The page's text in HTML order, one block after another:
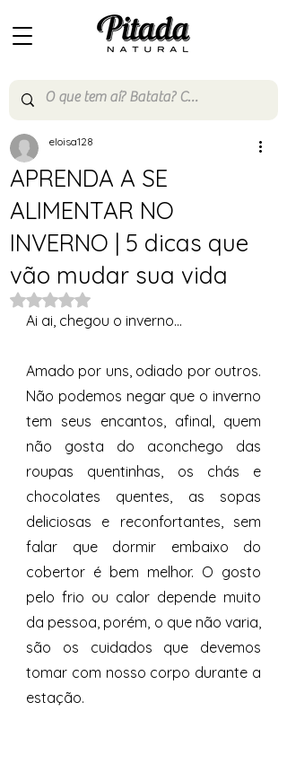
APRENDA A SE
ALIMENTAR NO
INVERNO | 5 dicas que
vão mudar sua vida
eloisa128
Avaliado com NaN de 5 estrelas.
Ai ai, chegou o inverno…
Amado por uns, odiado por outros.
Não podemos negar que o inverno
tem seus encantos, afinal, quem
não gosta do aconchego das
roupas quentinhas, os chás e
chocolates quentes, as sopas
deliciosas e reconfortantes, sem
falar que dormir embaixo do
cobertor é bem melhor. O gosto
pelo frio ou calor depende muito
da pessoa, porém, o que não varia,
são os cuidados que devemos
tomar com nosso corpo durante a
estação.